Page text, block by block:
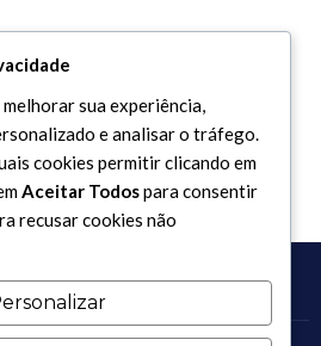
sua experiência,
e analisar o tráfego.
cookies permitir clicando em
Aceitar Todospara consentir
recusar cookies não